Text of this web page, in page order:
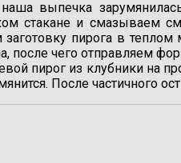
выпечка
стакане и смазываем
заготовку пирога в теплом
после чего отправляем
пирог из клубники на
После частичного